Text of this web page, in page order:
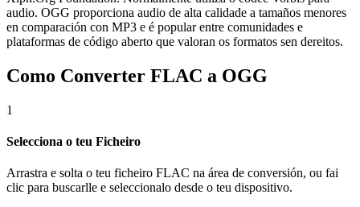
audio. OGG proporciona audio de alta calidade a tamaños menores
en comparación con MP3 e é popular entre comunidades e
plataformas de código aberto que valoran os formatos sen dereitos.
Como Converter FLAC a OGG
1
Selecciona o teu Ficheiro
Arrastra e solta o teu ficheiro FLAC na área de conversión, ou fai
clic para buscarlle e seleccionalo desde o teu dispositivo.